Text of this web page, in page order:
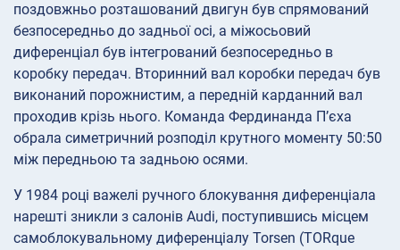
поздовжньо розташований двигун був спрямований
безпосередньо до задньої осі, а міжосьовий
диференціал був інтегрований безпосередньо в
коробку передач. Вторинний вал коробки передач був
виконаний порожнистим, а передній карданний вал
проходив крізь нього. Команда Фердинанда П’єха
обрала симетричний розподіл крутного моменту 50:50
між передньою та задньою осями.
У 1984 році важелі ручного блокування диференціала
нарешті зникли з салонів Audi, поступившись місцем
самоблокувальному диференціалу Torsen (TORque